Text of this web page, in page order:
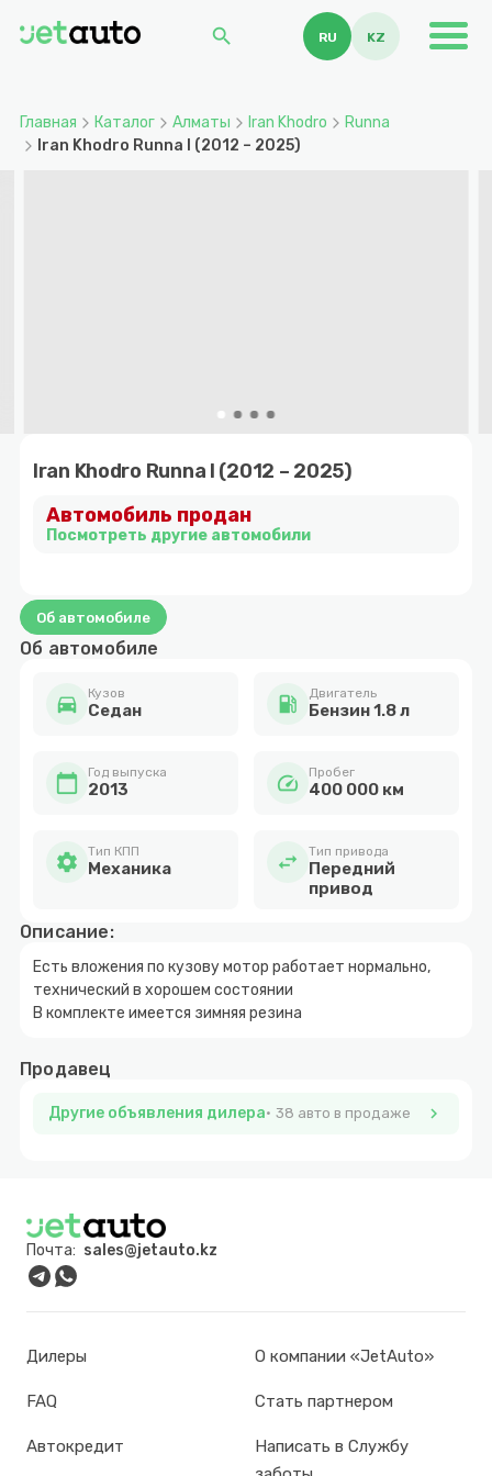
search RU KZ
Главная Каталог Алматы Iran Khodro
Runna
Iran Khodro Runna I (2012 – 2025)
Iran Khodro Runna I (2012 – 2025)
Автомобиль продан
Посмотреть другие автомобили
Об автомобиле
Об автомобиле
directions_car Кузов
Cедан local_gas_station Двигатель
Бензин 1.8 л
calendar_today Год выпуска
2013 speed Пробег
400 000 км
settings Тип КПП
Механика swap_horiz Тип привода
Передний
привод
Описание:
Есть вложения по кузову мотор работает нормально,
технический в хорошем состоянии
В комплекте имеется зимняя резина
Продавец
Другие объявления дилера 38 авто в продаже chevron_right
Почта: sales@jetauto.kz
Дилеры О компании «JetAuto»
FAQ Стать партнером
Автокредит
Написать в Службу